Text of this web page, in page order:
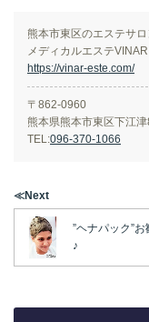
熊本市東区のエステサロ
メディカルエステVINAR
https://vinar-este.com/
〒862-0960
熊本県熊本市東区下江
TEL:096-370-1066
≪Next
”ヘナパック”
♪